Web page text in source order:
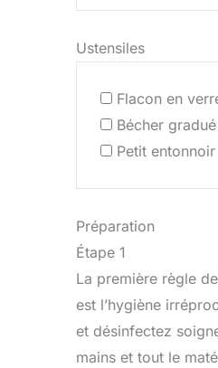
Ustensiles
Flacon en
Bécher
Petit entonnoir
Préparation
Étape 1
La première règle
est l’hygiène
et désinfectez
mains et tout le